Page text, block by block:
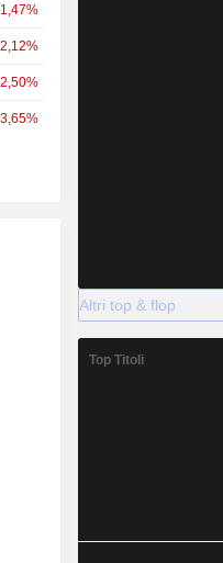
Altri top & flop
Top Titoli